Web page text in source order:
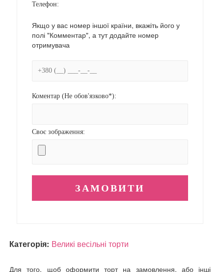
Телефон:
Якщо у вас номер іншої країни, вкажіть його у
полі "Комментар", а тут додайте номер
отримувача
Коментар (Не обов'язково*):
Своє зображення:
Категорія: Великі весільні торти
Для того, щоб оформити торт на замовлення, або інші